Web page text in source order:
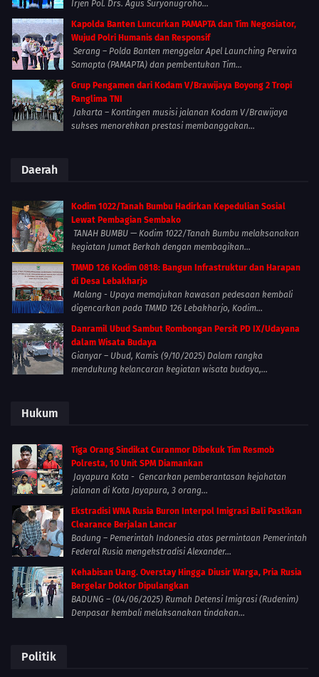
Irjen Pol. Drs. Agus Suryonugroho...
Kapolda Banten Luncurkan PAMAPTA dan Tim Negosiator,
Wujud Polri Humanis dan Responsif
Serang – Polda Banten menggelar Apel Launching Perwira
Samapta (PAMAPTA) dan pembentukan Tim...
Grup Pengamen dari Kodam V/Brawijaya Boyong 2 Tropi
Panglima TNI
Jakarta – Kontingen musisi jalanan Kodam V/Brawijaya
sukses menorehkan prestasi membanggakan...
Daerah
Kodim 1022/Tanah Bumbu Hadirkan Kepedulian Sosial
Lewat Pembagian Sembako
TANAH BUMBU — Kodim 1022/Tanah Bumbu melaksanakan
kegiatan Jumat Berkah dengan membagikan...
TMMD 126 Kodim 0818: Bangun Infrastruktur dan Harapan
di Desa Lebakharjo
Malang - Upaya memajukan kawasan pedesaan kembali
digencarkan pada TMMD 126 Lebakharjo, Kodim...
Danramil Ubud Sambut Rombongan Persit PD IX/Udayana
dalam Wisata Budaya
Gianyar – Ubud, Kamis (9/10/2025) Dalam rangka
mendukung kelancaran kegiatan wisata budaya,...
Hukum
Tiga Orang Sindikat Curanmor Dibekuk Tim Resmob
Polresta, 10 Unit SPM Diamankan
Jayapura Kota - Gencarkan pemberantasan kejahatan
jalanan di Kota Jayapura, 3 orang...
Ekstradisi WNA Rusia Buron Interpol Imigrasi Bali Pastikan
Clearance Berjalan Lancar
Badung – Pemerintah Indonesia atas permintaan Pemerintah
Federal Rusia mengekstradisi Alexander...
Kehabisan Uang. Overstay Hingga Diusir Warga, Pria Rusia
Bergelar Doktor Dipulangkan
BADUNG – (04/06/2025) Rumah Detensi Imigrasi (Rudenim)
Denpasar kembali melaksanakan tindakan...
Politik